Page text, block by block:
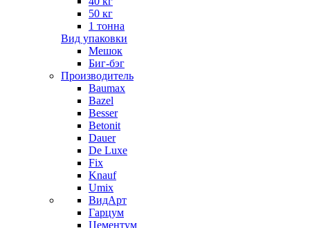
50 кг
1 тонна
Вид упаковки
Мешок
Биг-бэг
Производитель
Baumax
Bazel
Besser
Betonit
Dauer
De Luxe
Fix
Knauf
Umix
ВидАрт
Гарцум
Цементум